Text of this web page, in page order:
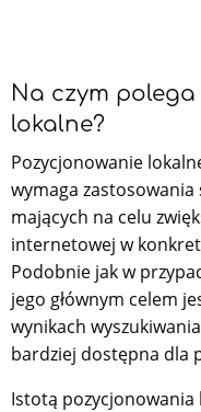
Na czym
lokalne?
Pozycjonowanie
wymaga
mających na celu
internetowej w
Podobnie jak w
jego głównym celem
wynikach
bardziej dostępna dla
Istotą pozycjonowania